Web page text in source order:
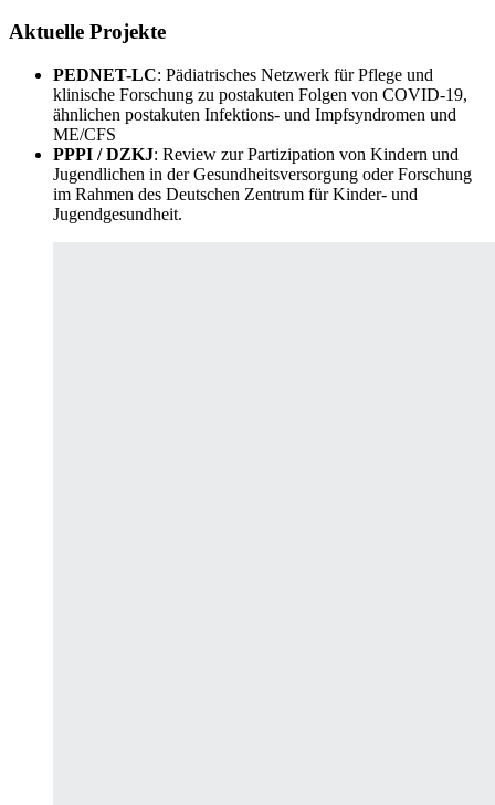
Aktuelle Projekte
PEDNET-LC: Pädiatrisches Netzwerk für Pflege und
klinische Forschung zu postakuten Folgen von COVID-19,
ähnlichen postakuten Infektions- und Impfsyndromen und
ME/CFS
PPPI / DZKJ: Review zur Partizipation von Kindern und
Jugendlichen in der Gesundheitsversorgung oder Forschung
im Rahmen des Deutschen Zentrum für Kinder- und
Jugendgesundheit.